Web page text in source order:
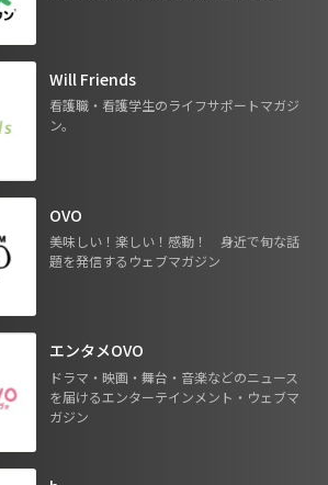
Will Friends
看護職・看護学生のライフサポートマガジ
ン。
OVO
美味しい！楽しい！感動！ 身近で旬な話
題を発信するウェブマガジン
エンタメOVO
ドラマ・映画・舞台・音楽などのニュース
を届けるエンターテインメント・ウェブマ
ガジン